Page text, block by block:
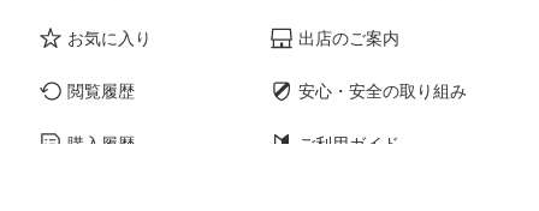
お気に入り
閲覧履歴
購入履歴
出店のご案内
安心・安全の取り組み
ご利用ガイド